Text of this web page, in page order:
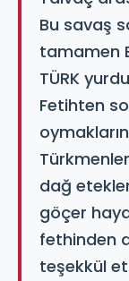
Bu savaş
tamamen
TÜRK
Fetihten
dağ
göçer
fethinden
teşekkül